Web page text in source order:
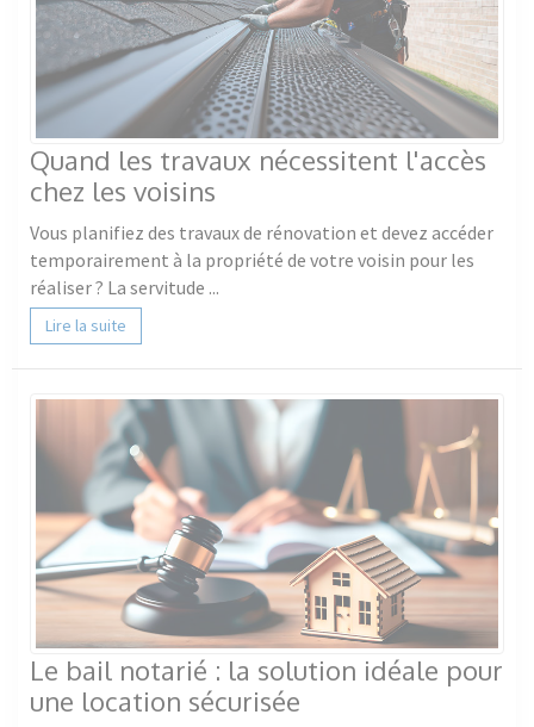
Quand les travaux nécessitent l'accès
chez les voisins
Vous planifiez des travaux de rénovation et devez accéder
temporairement à la propriété de votre voisin pour les
réaliser ? La servitude ...
Lire la suite
Le bail notarié : la solution idéale pour
une location sécurisée